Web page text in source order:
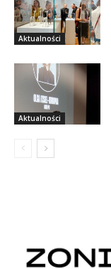
Aktualności
Aktualności